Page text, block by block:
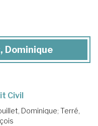
Dominique
Civil
Dominique; Terré,